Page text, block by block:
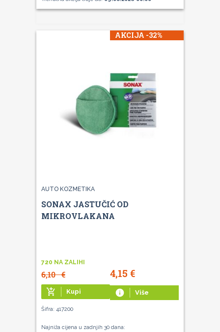
AKCIJA -32%
AUTO KOZMETIKA
SONAX JASTUČIĆ OD
MIKROVLAKANA
720 NA ZALIHI
6,10€ 4,15 €
add_shopping_cart Kupi info Više
Šifra: 417200
Najniža cijena u zadnjih 30 dana: